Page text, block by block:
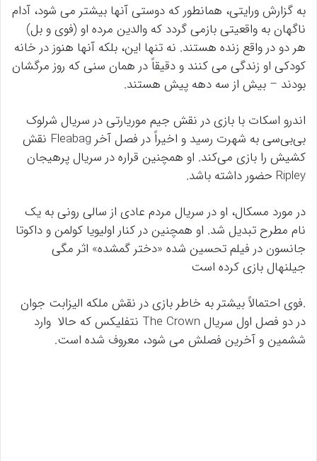
به گزارش ورایتی، همانطور که دوستی آنها بیشتر می شود، آدام
ناگهان به واقعیتی بازمی گردد که والدین مرده او (فوی و بل)
هر دو در واقع زنده هستند. نه تنها این، بلکه آنها هنوز در خانه
کودکی او زندگی می کنند و دقیقاً در همان سنی که روز مرگشان
بودند – بیش از سه دهه پیش هستند.
اندرو اسکات با بازی در نقش جیم موریارتی در سریال شرلوک
بی‌بی‌سی به شهرت رسید و اخیراً در فصل آخر Fleabag نقش
کشیش را بازی می‌کند. او همچنین قراره در سریال پرهیجان
Ripley حضور داشته باشد.
در مورد مسکال، او در سریال مردم عادی از سالی رونی به یک
نام مطرح تبدیل شد. او همچنین در کنار اولیویا کولمن و داکوتا
جانسون در فیلم تحسین شده «دختر گمشده» اثر مگی
جیلنهال بازی کرده است ‌‌
.فوی احتمالاً بیشتر به خاطر بازی در نقش ملکه الیزابت جوان
در دو فصل اول سریال The Crown نتفلیکس که حالا وارد
ششمین و آخرین فصلش می شود، معروف شده است.